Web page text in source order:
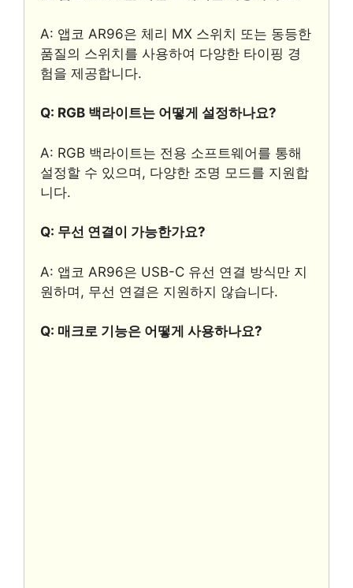
A: 앱코 AR96은 체리 MX 스위치 또는 동등한
품질의 스위치를 사용하여 다양한 타이핑 경
험을 제공합니다.
Q: RGB 백라이트는 어떻게 설정하나요?
A: RGB 백라이트는 전용 소프트웨어를 통해
설정할 수 있으며, 다양한 조명 모드를 지원합
니다.
Q: 무선 연결이 가능한가요?
A: 앱코 AR96은 USB-C 유선 연결 방식만 지
원하며, 무선 연결은 지원하지 않습니다.
Q: 매크로 기능은 어떻게 사용하나요?